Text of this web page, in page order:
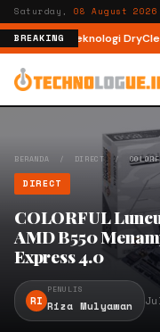
Saturday,08 August 2026
BREAKING
dengan Teknologi DryClean
BERANDA / DIRECT /
DIRECT
COLORFUL
AMD B550
Express 4.0
RI
PENULIS
Riza Mulyawan